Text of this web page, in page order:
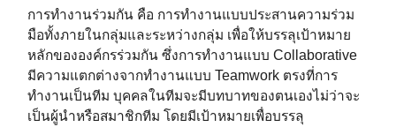
การทำงานร่วมกัน คือ การทำงานแบบประสานความร่วม
มือทั้งภายในกลุ่มและระหว่างกลุ่ม เพื่อให้บรรลุเป้าหมาย
หลักขององค์กรร่วมกัน ซึ่งการทำงานแบบ Collaborative
มีความแตกต่างจากทำงานแบบ Teamwork ตรงที่การ
ทำงานเป็นทีม บุคคลในทีมจะมีบทบาทของตนเองไม่ว่าจะ
เป็นผู้นำหรือสมาชิกทีม โดยมีเป้าหมายเพื่อบรรลุ